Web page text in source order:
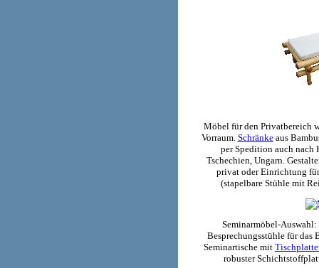
Möbel für den Privatbereich
Vorraum. Schränkeaus
per Spedition auch nach
Tschechien, Ungarn.
privat oder Einrichtung
(stapelbare Stühle mit
Seminarmöbel-
Besprechungsstühle für das
Seminartische mit
robuster